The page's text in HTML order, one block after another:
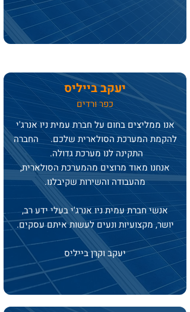
יעקב בייליס
כפר ורדים
אנו ממליצים בחום על חברת עמית ניו אנרג'י
להקמת המערכת הסולארית שלכם. החברה
התקינה לנו מערכת גדולה.
אנחנו מאוד מרוצים מהמערכת הסולארית,
מהעבודה והשירות שקיבלנו.
אנשי חברת עמית ניו אנרג'י בעלי ידע רב,
יושר, מקצועיות ונעים לעשות איתם עסקים.
יעקב וקרן בייליס